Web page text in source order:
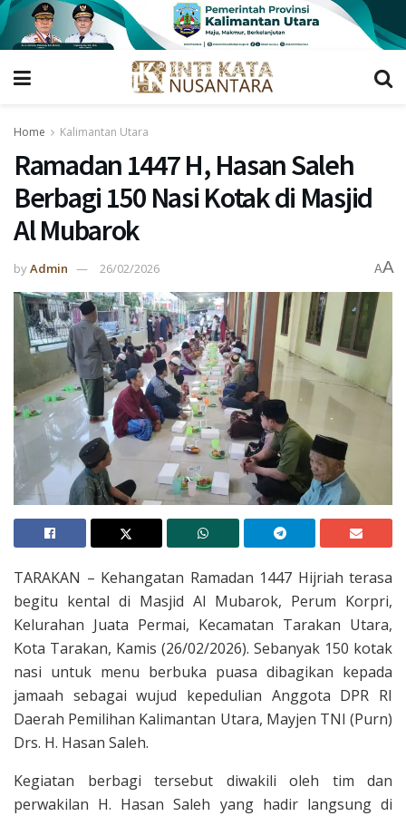
Home Kalimantan Utara
Ramadan 1447 H, Hasan Saleh
Berbagi 150 Nasi Kotak di Masjid
Al Mubarok
byAdmin 26/02/2026 AA
TARAKAN – Kehangatan Ramadan 1447 Hijriah terasa
begitu kental di Masjid Al Mubarok, Perum Korpri,
Kelurahan Juata Permai, Kecamatan Tarakan Utara,
Kota Tarakan, Kamis (26/02/2026). Sebanyak 150 kotak
nasi untuk menu berbuka puasa dibagikan kepada
jamaah sebagai wujud kepedulian Anggota DPR RI
Daerah Pemilihan Kalimantan Utara, Mayjen TNI (Purn)
Drs. H. Hasan Saleh.
Kegiatan berbagi tersebut diwakili oleh tim dan
perwakilan H. Hasan Saleh yang hadir langsung di